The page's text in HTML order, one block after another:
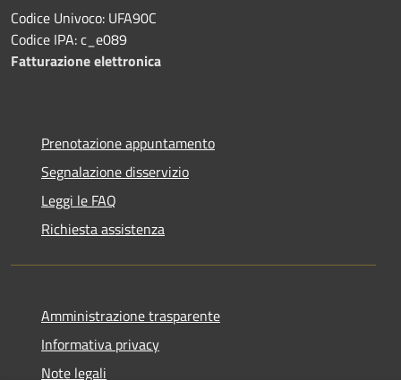
Codice Univoco: UFA90C
Codice IPA: c_e089
Fatturazione elettronica
Prenotazione appuntamento
Segnalazione disservizio
Leggi le FAQ
Richiesta assistenza
Amministrazione trasparente
Informativa privacy
Note legali